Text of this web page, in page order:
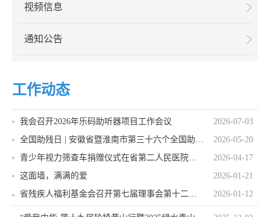
视频信息
通知公告
工作动态
2026-07-03
我会召开2026年乐码助听器项目工作会议
2026-05-20
全国助残日 | 安徽省暨淮南市第三十六个全国助残日活动举行
2026-04-17
青少年视力筛查车捐赠仪式在省第二人民医院举行
2026-01-21
这面墙，满满的爱
2026-01-12
省残疾人福利基金会召开第七届理事会第十二次会议